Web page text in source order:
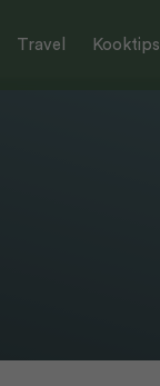
Travel Kooktips